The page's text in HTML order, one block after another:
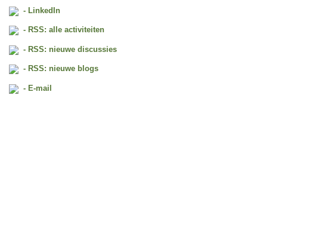
- LinkedIn
- RSS: alle activiteiten
- RSS: nieuwe discussies
- RSS: nieuwe blogs
- E-mail